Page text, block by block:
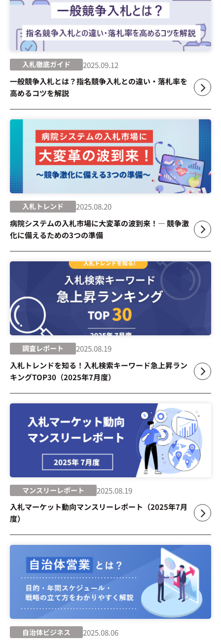
入札徹底ガイド
2025.09.12
一般競争入札とは？指名競争入札との違い・落札率を
高めるコツを解説
入札トレンド
2025.08.20
病院システムの入札市場に大変革の波到来！― 競争激
化に備えるための3つの準備
調査レポート
2025.08.19
入札トレンドを知る！入札検索キーワード急上昇ラン
キングTOP30（2025年7月度）
マンスリーレポート
2025.08.19
入札マーケット動向マンスリーレポート（2025年7月
度）
自治体ビジネス
2025.08.06